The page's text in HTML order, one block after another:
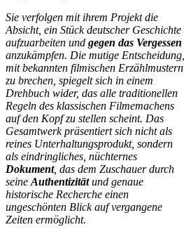
Sie verfolgen mit ihrem Projekt die
Absicht, ein Stück deutscher Geschichte
aufzuarbeiten und gegen das Vergessen
anzukämpfen. Die mutige Entscheidung,
mit bekannten filmischen Erzählmustern
zu brechen, spiegelt sich in einem
Drehbuch wider, das alle traditionellen
Regeln des klassischen Filmemachens
auf den Kopf zu stellen scheint. Das
Gesamtwerk präsentiert sich nicht als
reines Unterhaltungsprodukt, sondern
als eindringliches, nüchternes
Dokument, das dem Zuschauer durch
seine Authentizitätund genaue
historische Recherche einen
ungeschönten Blick auf vergangene
Zeiten ermöglicht.